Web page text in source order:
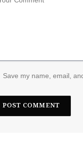
Save my name, email,